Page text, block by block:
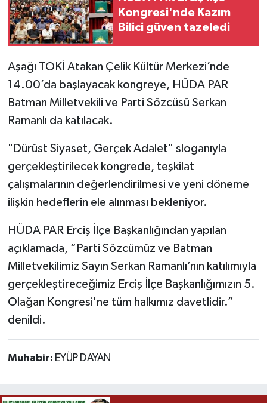
Kongresi'nde Kazım
Bilici güven tazeledi
Aşağı TOKİ Atakan Çelik Kültür Merkezi’nde
14.00’da başlayacak kongreye, HÜDA PAR
Batman Milletvekili ve Parti Sözcüsü Serkan
Ramanlı da katılacak.
"Dürüst Siyaset, Gerçek Adalet" sloganıyla
gerçekleştirilecek kongrede, teşkilat
çalışmalarının değerlendirilmesi ve yeni döneme
ilişkin hedeflerin ele alınması bekleniyor.
HÜDA PAR Erciş İlçe Başkanlığından yapılan
açıklamada, “Parti Sözcümüz ve Batman
Milletvekilimiz Sayın Serkan Ramanlı’nın katılımıyla
gerçekleştireceğimiz Erciş İlçe Başkanlığımızın 5.
Olağan Kongresi'ne tüm halkımız davetlidir.”
denildi.
Muhabir: EYÜP DAYAN